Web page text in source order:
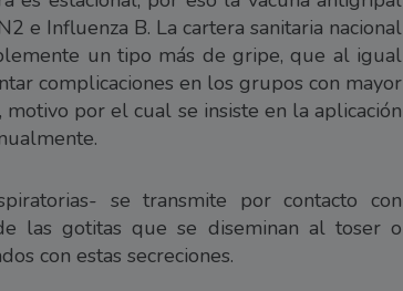
e Influenza B. La cartera sanitaria nacional
un tipo más de gripe, que al igual
complicaciones en los grupos con mayor
por el cual se insiste en la aplicación
se transmite por contacto con
las gotitas que se diseminan al toser o
con estas secreciones.